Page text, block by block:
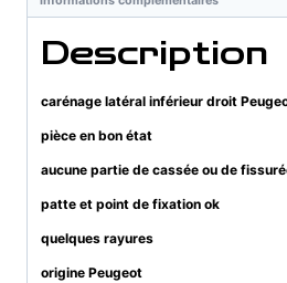
force
Description
carénage latéral inférieur droit
pièce en bon état
aucune partie de cassée ou de
patte et point de fixation ok
quelques rayures
origine Peugeot